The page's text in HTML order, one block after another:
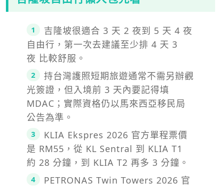
吉隆坡很適合 3 天 2 夜到 5 天 4 夜
自由行，第一次去建議至少排 4 天 3
夜 比較舒服。
持台灣護照短期旅遊通常不需另辦觀
光簽證，但入境前 3 天內要記得填
MDAC；實際資格仍以馬來西亞移民局
公告為準。
KLIA Ekspres 2026 官方單程票價
是 RM55，從 KL Sentral 到 KLIA T1
約 28 分鐘，到 KLIA T2 再多 3 分鐘。
PETRONAS Twin Towers 2026 官